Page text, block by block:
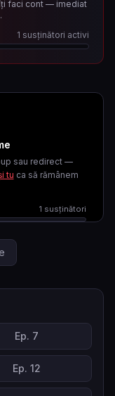
faci cont — imediat
1 susținători activi
sau redirect —
tu ca să rămânem
1 susținători
Ep. 7
Ep. 12